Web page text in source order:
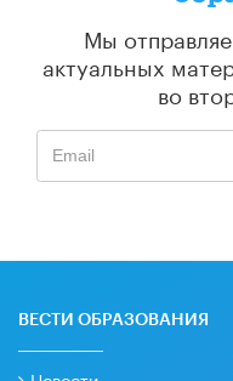
Мы
актуальных
во
ВЕСТИ ОБРАЗОВАНИЯ